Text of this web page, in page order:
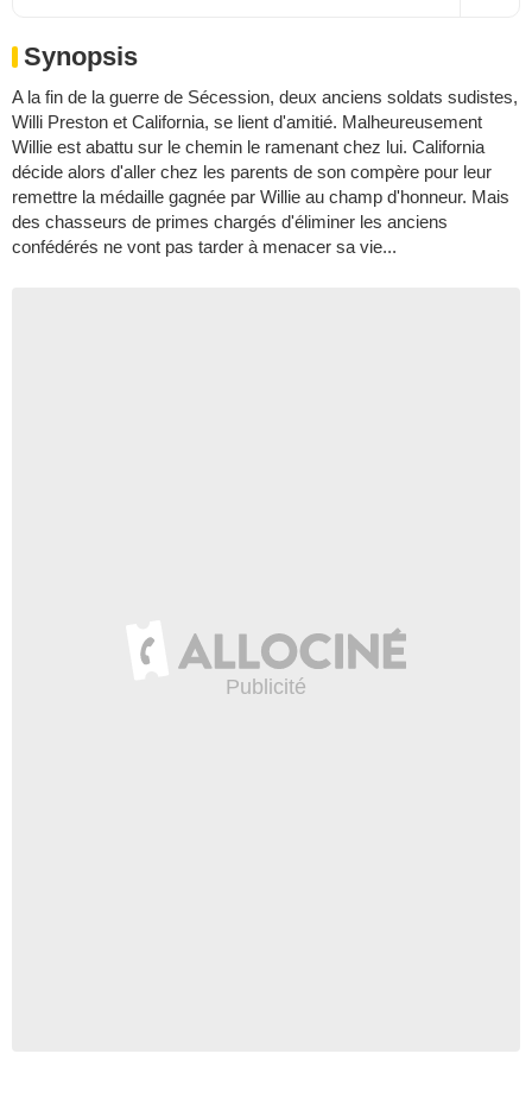
Synopsis
A la fin de la guerre de Sécession, deux anciens soldats sudistes,
Willi Preston et California, se lient d'amitié. Malheureusement
Willie est abattu sur le chemin le ramenant chez lui. California
décide alors d'aller chez les parents de son compère pour leur
remettre la médaille gagnée par Willie au champ d'honneur. Mais
des chasseurs de primes chargés d'éliminer les anciens
confédérés ne vont pas tarder à menacer sa vie...